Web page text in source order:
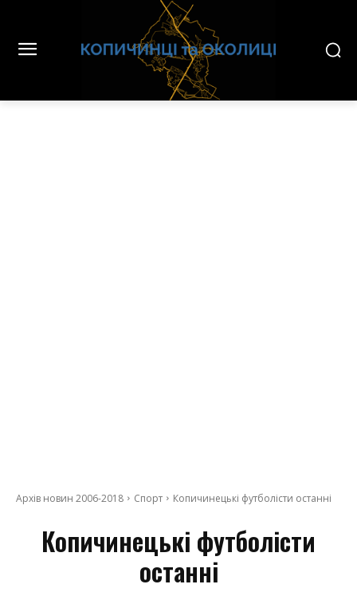
Архів новин 2006-2018 Спорт Копичинецькі футболісти останні
Копичинецькі футболісти
останні